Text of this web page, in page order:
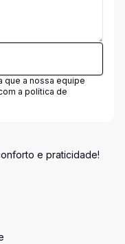
que a nossa equipe
a política de
e praticidade!